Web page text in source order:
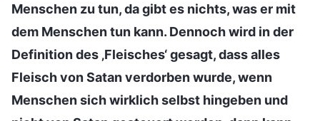
Menschen zu tun, da gibt es nichts, was er mit
dem Menschen tun kann. Dennoch wird in der
Definition des ‚Fleisches‘ gesagt, dass alles
Fleisch von Satan verdorben wurde, wenn
Menschen sich wirklich selbst hingeben und